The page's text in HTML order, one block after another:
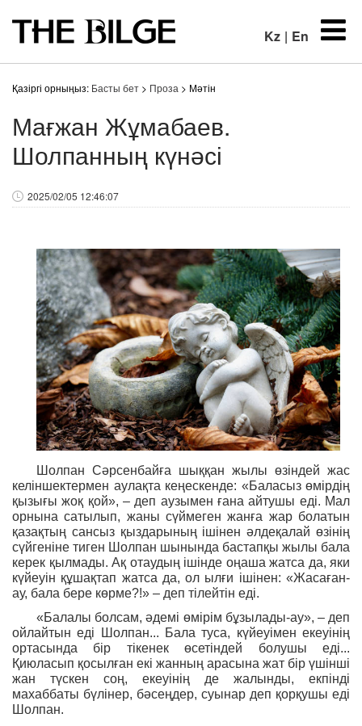
Kz | En
Қазіргі орныңыз: Басты бет > Проза > Мәтін
Мағжан Жұмабаев.
Шолпанның күнәсі
2025/02/05 12:46:07
Шолпан Сәрсенбайға шыққан жылы өзіндей жас
келіншектермен аулақта кеңескенде: «Баласыз өмірдің
қызығы жоқ қой», – деп аузымен ғана айтушы еді. Мал
орнына сатылып, жаны сүймеген жанға жар болатын
қазақтың сансыз қыздарының ішінен әлдеқалай өзінің
сүйгеніне тиген Шолпан шынында бастапқы жылы бала
керек қылмады. Ақ отаудың ішінде оңаша жатса да, яки
күйеуін құшақтап жатса да, ол ылғи ішінен: «Жасаған-
ау, бала бере көрме?!» – деп тілейтін еді.
«Балалы болсам, әдемі өмірім бұзылады-ау», – деп
ойлайтын еді Шолпан... Бала туса, күйеуімен екеуінің
ортасында бір тікенек өсетіндей болушы еді...
Қиюласып қосылған екі жанның арасына жат бір үшінші
жан түскен соң, екеуінің де жалынды, екпінді
махаббаты бүлінер, бәсеңдер, суынар деп қорқушы еді
Шолпан.